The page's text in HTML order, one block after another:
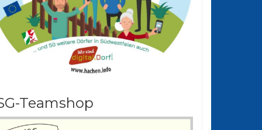
Teamshop